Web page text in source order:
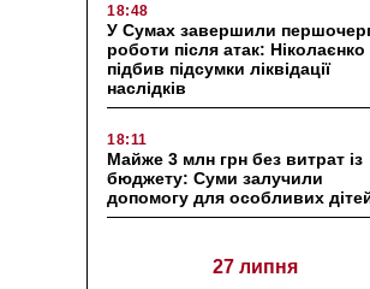
18:48
У Сумах завершили
роботи після атак: Ніколаєнко
підбив підсумки ліквідації
наслідків
18:11
Майже 3 млн грн без витрат із
бюджету: Суми залучили
допомогу для особливих
27 липня